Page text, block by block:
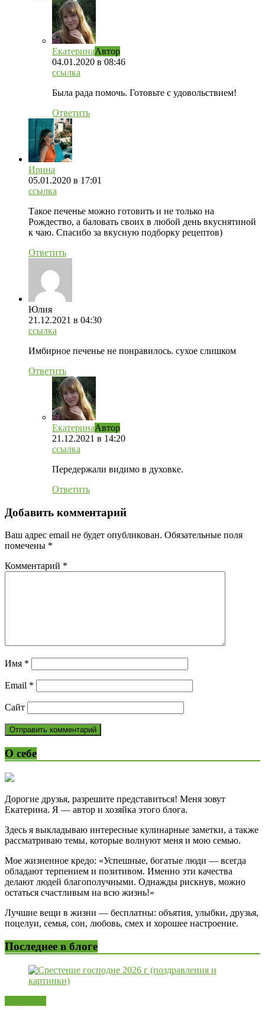
ЕкатеринаАвтор
04.01.2020 в 08:46
ссылка
Была рада помочь. Готовьте с удовольствием!
Ответить
Ирина
05.01.2020 в 17:01
ссылка
Такое печенье можно готовить и не только на
Рождество, а баловать своих в любой день вкуснятиной
к чаю. Спасибо за вкусную подборку рецептов)
Ответить
Юлия
21.12.2021 в 04:30
ссылка
Имбирное печенье не понравилось. сухое слишком
Ответить
ЕкатеринаАвтор
21.12.2021 в 14:20
ссылка
Передержали видимо в духовке.
Ответить
Добавить комментарий
Ваш адрес email не будет опубликован. Обязательные поля
помечены *
Комментарий *
Имя *
Email *
Сайт
О себе
Дорогие друзья, разрешите представиться! Меня зовут
Екатерина. Я — автор и хозяйка этого блога.
Здесь я выкладываю интересные кулинарные заметки, а также
рассматриваю темы, которые волнуют меня и мою семью.
Мое жизненное кредо: «Успешные, богатые люди — всегда
обладают терпением и позитивом. Именно эти качества
делают людей благополучными. Однажды рискнув, можно
остаться счастливым на всю жизнь!»
Лучшие вещи в жизни — бесплатны: объятия, улыбки, друзья,
поцелуи, семья, сон, любовь, смех и хорошее настроение.
Последнее в блоге